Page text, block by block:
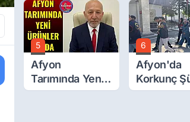
Atıldı
5
Afyon
Tarımında Yeni
Ürünler Yolda
6
Afyon'da
Korkunç
Düştü Mü,